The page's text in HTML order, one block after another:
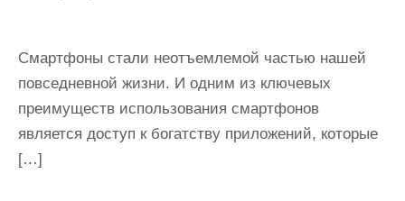
Смартфоны стали неотъемлемой частью нашей
повседневной жизни. И одним из ключевых
преимуществ использования смартфонов
является доступ к богатству приложений, которые
[…]